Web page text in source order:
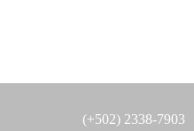
(+502) 2338-7903